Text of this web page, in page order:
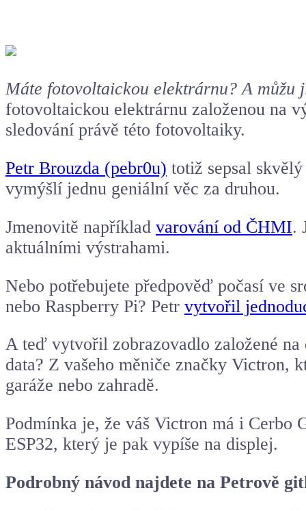
Máte fotovoltaickou elektrárnu? A můžu
fotovoltaickou elektrárnu založenou na
sledování právě této fotovoltaiky.
Petr Brouzda (pebr0u) totiž sepsal
vymýšlí jednu geniální věc za druhou.
Jmenovitě například varování od ČHMI.
aktuálními výstrahami.
Nebo potřebujete předpověď počasí ve
nebo Raspberry Pi? Petr vytvořil
A teď vytvořil zobrazovadlo založené na
data? Z vašeho měniče značky Victron,
garáže nebo zahradě.
Podmínka je, že váš Victron má i Cerbo
ESP32, který je pak vypíše na displej.
Podrobný návod najdete na Petrově